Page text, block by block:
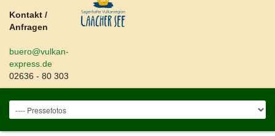
Kontakt /
Anfragen
buero@vulkan-
express.de
02636 - 80 303